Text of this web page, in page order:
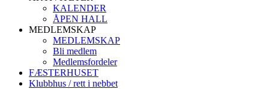
KALENDER
ÅPEN HALL
MEDLEMSKAP
MEDLEMSKAP
Bli medlem
Medlemsfordeler
FÆSTERHUSET
Klubbhus / rett i nebbet